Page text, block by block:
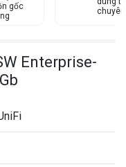
gốc
Enterprise-